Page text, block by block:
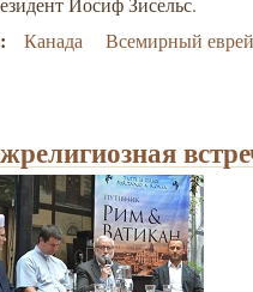
Канада Всемирный